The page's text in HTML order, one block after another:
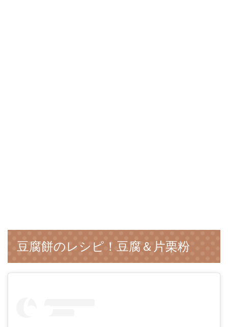
豆腐餅のレシピ！豆腐＆片栗粉